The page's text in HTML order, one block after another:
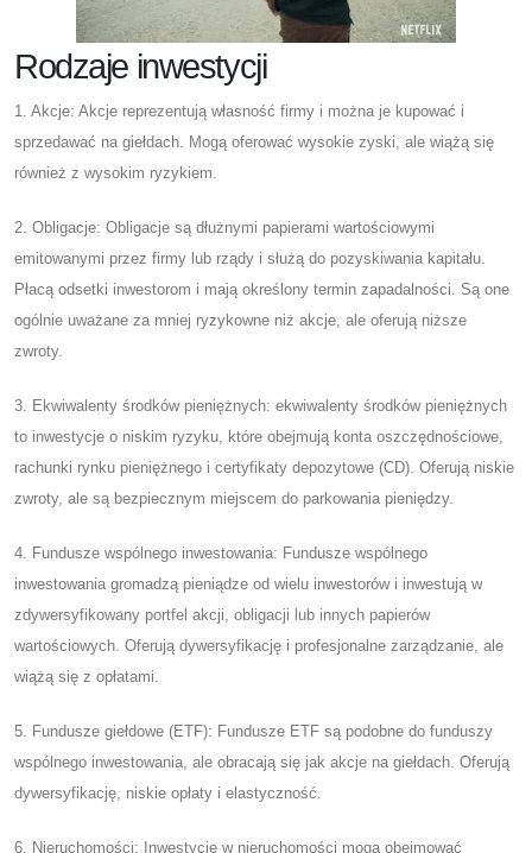
Rodzaje inwestycji
1. Akcje: Akcje reprezentują własność firmy i można je kupować i
sprzedawać na giełdach. Mogą oferować wysokie zyski, ale wiążą się
również z wysokim ryzykiem.
2. Obligacje: Obligacje są dłużnymi papierami wartościowymi
emitowanymi przez firmy lub rządy i służą do pozyskiwania kapitału.
Płacą odsetki inwestorom i mają określony termin zapadalności. Są one
ogólnie uważane za mniej ryzykowne niż akcje, ale oferują niższe
zwroty.
3. Ekwiwalenty środków pieniężnych: ekwiwalenty środków pieniężnych
to inwestycje o niskim ryzyku, które obejmują konta oszczędnościowe,
rachunki rynku pieniężnego i certyfikaty depozytowe (CD). Oferują niskie
zwroty, ale są bezpiecznym miejscem do parkowania pieniędzy.
4. Fundusze wspólnego inwestowania: Fundusze wspólnego
inwestowania gromadzą pieniądze od wielu inwestorów i inwestują w
zdywersyfikowany portfel akcji, obligacji lub innych papierów
wartościowych. Oferują dywersyfikację i profesjonalne zarządzanie, ale
wiążą się z opłatami.
5. Fundusze giełdowe (ETF): Fundusze ETF są podobne do funduszy
wspólnego inwestowania, ale obracają się jak akcje na giełdach. Oferują
dywersyfikację, niskie opłaty i elastyczność.
6. Nieruchomości: Inwestycje w nieruchomości mogą obejmować